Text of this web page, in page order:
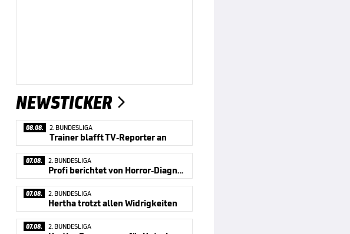
NEWSTICKER 
08.08. 2. BUNDESLIGA
Trainer blafft TV-Reporter an
07.08. 2. BUNDESLIGA
Profi berichtet von Horror-Diagnose
07.08. 2. BUNDESLIGA
Hertha trotzt allen Widrigkeiten
07.08. 2. BUNDESLIGA